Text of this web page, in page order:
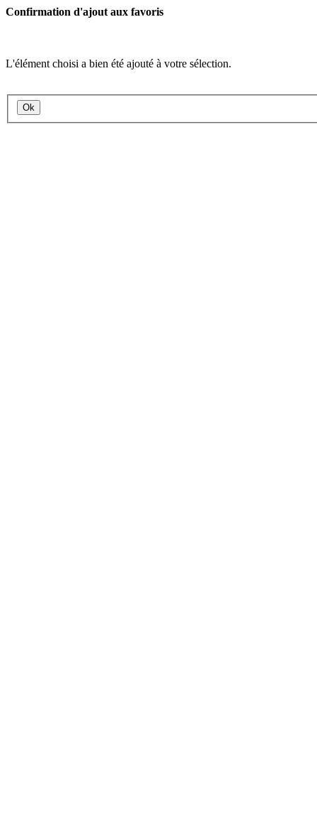
Confirmation d'ajout aux favoris
L'élément choisi a bien été ajouté à votre sélection.